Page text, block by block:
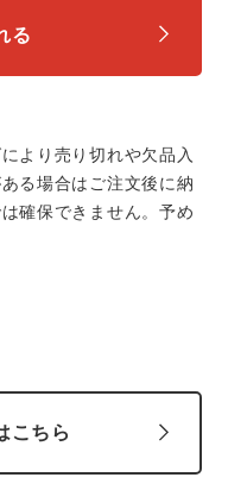
る
より売り切れや欠品入
る場合はご注文後に納
確保できません。予め
こちら